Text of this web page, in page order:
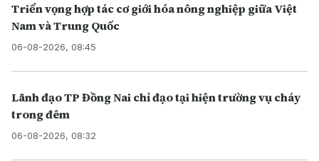
Triển vọng hợp tác cơ giới hóa nông nghiệp giữa Việt
Nam và Trung Quốc
06-08-2026, 08:45
Lãnh đạo TP Đồng Nai chỉ đạo tại hiện trường vụ cháy
trong đêm
06-08-2026, 08:32